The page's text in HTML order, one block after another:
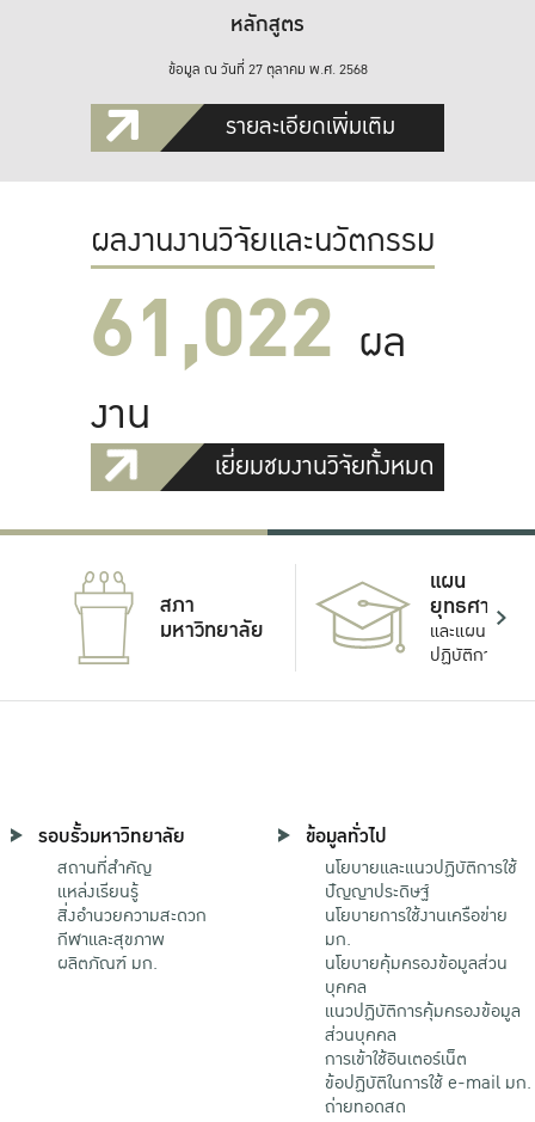
หลักสูตร
ข้อมูล ณ วันที่ 27 ตุลาคม พ.ศ. 2568
รายละเอียดเพิ่มเติม
ผลงานงานวิจัยและนวัตกรรม
61,022 ผล
งาน
เยี่ยมชมงานวิจัยทั้งหมด
สภา
มหาวิทยาลัย
แผน
ยุทธศาสตร์
และแผน
ปฏิบัติการ
รอบรั้วมหาวิทยาลัย
สถานที่สำคัญ
แหล่งเรียนรู้
สิ่งอำนวยความสะดวก
กีฬาและสุขภาพ
ผลิตภัณฑ์ มก.
ข้อมูลทั่วไป
นโยบายและแนวปฏิบัติการใช้
ปัญญาประดิษฐ์
นโยบายการใช้งานเครือข่าย
มก.
นโยบายคุ้มครองข้อมูลส่วน
บุคคล
แนวปฏิบัติการคุ้มครองข้อมูล
ส่วนบุคคล
การเข้าใช้อินเตอร์เน็ต
ข้อปฏิบัติในการใช้ e-mail มก.
ถ่ายทอดสด